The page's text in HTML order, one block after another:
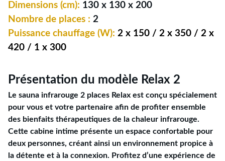
Dimensions (cm): 130 x 130 x 200
Nombre de places : 2
Puissance chauffage (W): 2 x 150 / 2 x 350 / 2 x
420 / 1 x 300
Présentation du modèle Relax 2
Le sauna infrarouge 2 places Relax est conçu spécialement
pour vous et votre partenaire afin de profiter ensemble
des bienfaits thérapeutiques de la chaleur infrarouge.
Cette cabine intime présente un espace confortable pour
deux personnes, créant ainsi un environnement propice à
la détente et à la connexion. Profitez d’une expérience de